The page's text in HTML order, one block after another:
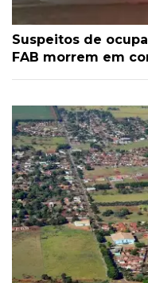
Suspeitos de
FAB morrem em